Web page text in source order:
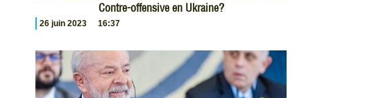
Contre-offensive en Ukraine?
26 juin 2023 16:37